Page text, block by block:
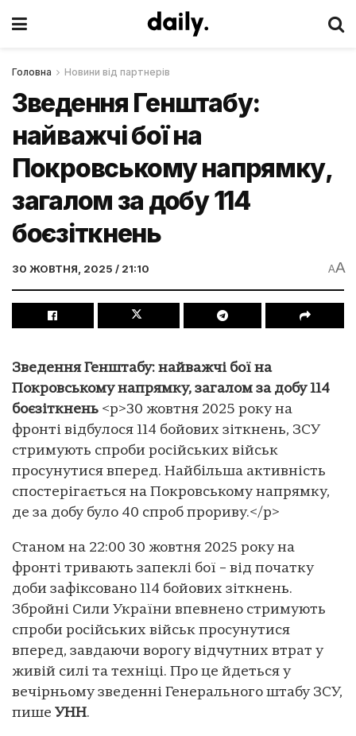
Головна Новини від партнерів
Зведення Генштабу:
найважчі бої на
Покровському напрямку,
загалом за добу 114
боєзіткнень
30 ЖОВТНЯ, 2025 / 21:10 AA
Зведення Генштабу: найважчі бої на
Покровському напрямку, загалом за добу 114
боєзіткнень <p>30 жовтня 2025 року на
фронті відбулося 114 бойових зіткнень, ЗСУ
стримують спроби російських військ
просунутися вперед. Найбільша активність
спостерігається на Покровському напрямку,
де за добу було 40 спроб прориву.</p>
Станом на 22:00 30 жовтня 2025 року на
фронті тривають запеклі бої – від початку
доби зафіксовано 114 бойових зіткнень.
Збройні Сили України впевнено стримують
спроби російських військ просунутися
вперед, завдаючи ворогу відчутних втрат у
живій силі та техніці. Про це йдеться у
вечірньому зведенні Генерального штабу ЗСУ,
пише УНН.